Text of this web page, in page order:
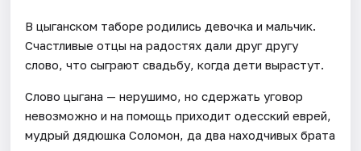
В цыганском таборе родились девочка и мальчик.
Счастливые отцы на радостях дали друг другу
слово, что сыграют свадьбу, когда дети вырастут.
Слово цыгана — нерушимо, но сдержать уговор
невозможно и на помощь приходит одесский еврей,
мудрый дядюшка Соломон, да два находчивых брата